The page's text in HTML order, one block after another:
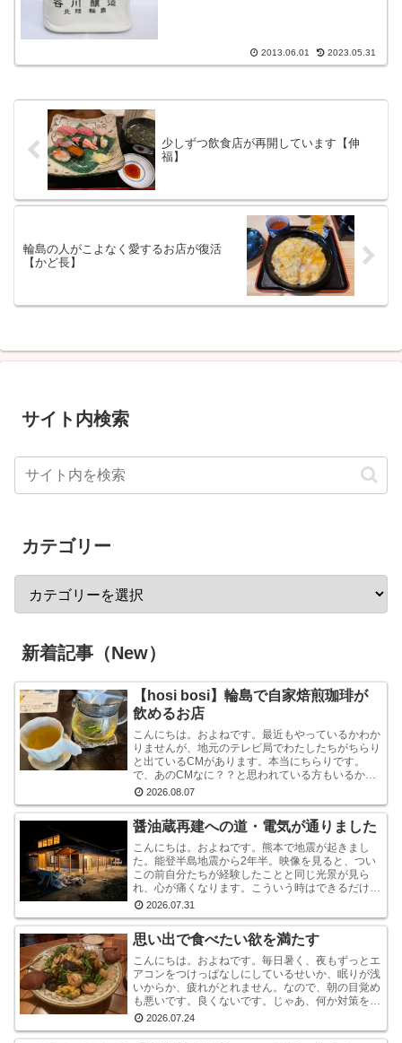
2013.06.01 2023.05.31
少しずつ飲食店が再開しています【伸
福】
輪島の人がこよなく愛するお店が復活
【かど長】
サイト内検索
カテゴリー
新着記事（New）
【hosi bosi】輪島で自家焙煎珈琲が
飲めるお店
こんにちは。およねです。最近もやっているかわか
りませんが、地元のテレビ局でわたしたちがちらり
と出ているCMがあります。本当にちらりです。
で、あのCMなに？？と思われている方もいるかも
しれませんが、あれは『石川県信用保証協会』とい
2026.08.07
醤油蔵再建への道・電気が通りました
こんにちは。およねです。熊本で地震が起きまし
た。能登半島地震から2年半。映像を見ると、つい
この前自分たちが経験したことと同じ光景が見ら
れ、心が痛くなります。こういう時はできるだけ情
報から離れたほうがいいと言いますが・・・気にな
2026.07.31
思い出で食べたい欲を満たす
こんにちは。およねです。毎日暑く、夜もずっとエ
アコンをつけっぱなしにしているせいか、眠りが浅
いからか、疲れがとれません。なので、朝の目覚め
も悪いです。良くないです。じゃあ、何か対策をし
ているかと言われれば、何もしていません。いや、
2026.07.24